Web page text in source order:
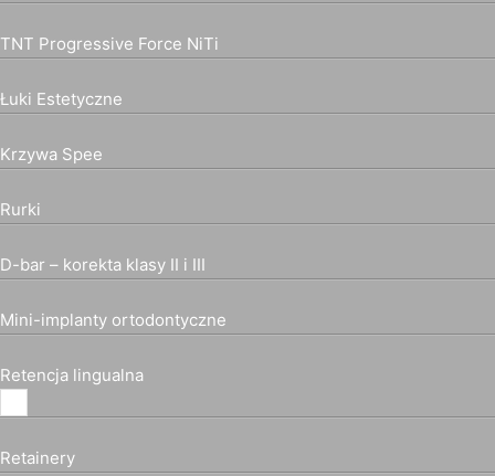
TNT Progressive Force NiTi
Łuki Estetyczne
Krzywa Spee
Rurki
D-bar – korekta klasy II i III
Mini-implanty ortodontyczne
Retencja lingualna
Retainery